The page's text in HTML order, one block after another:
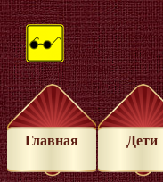
Главная Дети